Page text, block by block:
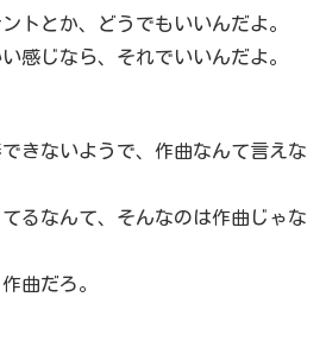
トとか、どうでもいいんだよ。
感じなら、それでいいんだよ。
きないようで、作曲なんて言えな
るなんて、そんなのは作曲じゃな
曲だろ。